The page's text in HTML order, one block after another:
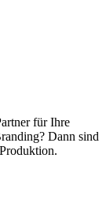
für Ihre
Dann sind